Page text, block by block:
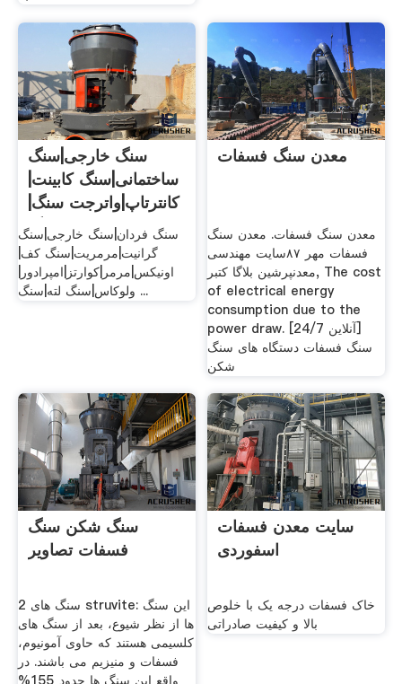
سنگ خارجی|سنگ
ساختمانی|سنگ کابینت|
کانترتاپ|واترجت سنگ|
سنگ ...
سنگ فردان|سنگ خارجی|سنگ
گرانیت|مرمریت|سنگ کف|
اونیکس|مرمر|کوارتز|امپرادور|
ولوکاس|سنگ لته|سنگ ...
معدن سنگ فسفات
معدن سنگ فسفات. معدن سنگ
فسفات مهر ۸٧سایت مهندسی
معدنپرشین بلاگا کتبر, The cost
of electrical energy
consumption due to the
power draw. [24/7 آنلاین]
سنگ فسفات دستگاه های سنگ
شکن
سنگ شکن سنگ
فسفات تصاویر
2 سنگ های struvite: این سنگ
ها از نظر شیوع، بعد از سنگ های
کلسیمی هستند که حاوی آمونیوم،
فسفات و منیزیم می باشند. در
واقع این سنگ ها حدود 155%
سایت معدن فسفات
اسفوردی
خاک فسفات درجه یک با خلوص
بالا و کیفیت صادراتی